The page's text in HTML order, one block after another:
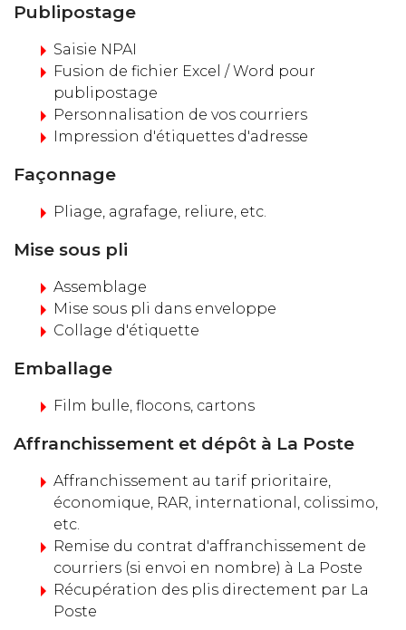
Publipostage
Saisie NPAI
Fusion de fichier Excel / Word pour
publipostage
Personnalisation de vos courriers
Impression d'étiquettes d'adresse
Façonnage
Pliage, agrafage, reliure, etc.
Mise sous pli
Assemblage
Mise sous pli dans enveloppe
Collage d'étiquette
Emballage
Film bulle, flocons, cartons
Affranchissement et dépôt à La Poste
Affranchissement au tarif prioritaire,
économique, RAR, international, colissimo,
etc.
Remise du contrat d'affranchissement de
courriers (si envoi en nombre) à La Poste
Récupération des plis directement par La
Poste